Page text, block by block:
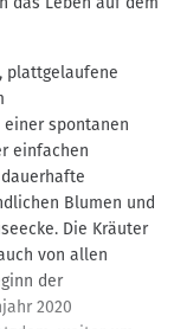
Pizzaofen
Stammplatz,
mobil per
So kann der
Veranstaltungen
Gleichzeitig
sodass
und studentische
auch den
plattgelaufene
spontanen
einfachen
Blumen und
Die Kräuter
von allen
der
2020